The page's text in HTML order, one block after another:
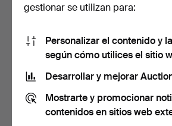
COLGANTE FLORAL DE
PLATA CON RODIO.
Subastado 14 jun 2026
54 USD 37 USD
gestionar se utilizan para:
Personalizar el contenido y
según cómo utilices el sitio
Desarrollar y mejorar
Mostrarte y promocionar
contenidos en sitios web